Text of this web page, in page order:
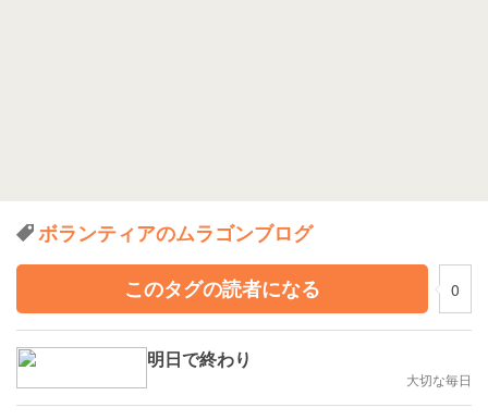
ボランティアのムラゴンブログ
このタグの読者になる
0
明日で終わり
大切な毎日